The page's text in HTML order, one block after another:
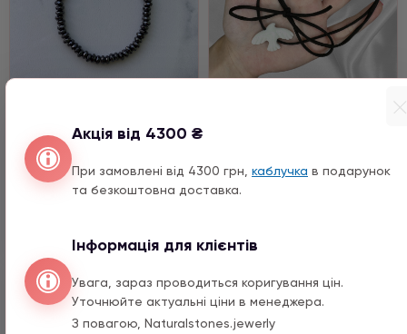
Акція від 4300 ₴
При замовлені від 4300 грн, каблучка в подарунок
та безкоштовна доставка.
Інформація для клієнтів
Увага, зараз проводиться коригування цін.
Уточнюйте актуальні ціни в менеджера.
З повагою, Naturalstones.jewerly
Гематит грань
3790 ГРН 3490 ГРН